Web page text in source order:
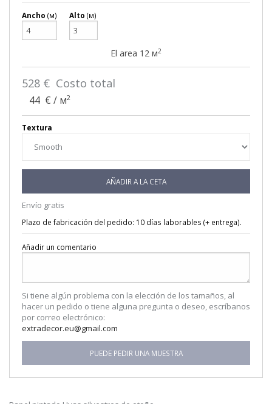
Ancho (м) Alto (м)
El area 12 м2
528 € Costo total
44 € / м2
Textura
AÑADIR A LA CETA
Envío gratis
Plazo de fabricación del pedido: 10 días laborables (+ entrega).
Añadir un comentario
Si tiene algún problema con la elección de los tamaños, al
hacer un pedido o tiene alguna pregunta o deseo, escríbanos
por correo electrónico:
extradecor.eu@gmail.com
PUEDE PEDIR UNA MUESTRA